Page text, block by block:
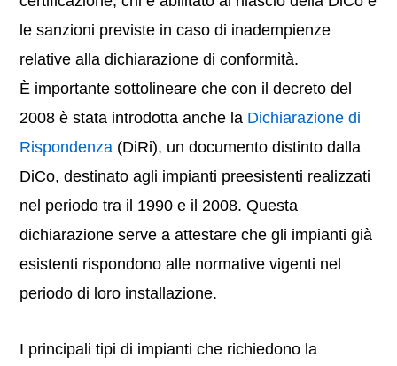
le sanzioni previste in caso di inadempienze
relative alla dichiarazione di conformità.
È importante sottolineare che con il decreto del
2008 è stata introdotta anche la Dichiarazione di
Rispondenza (DiRi), un documento distinto dalla
DiCo, destinato agli impianti preesistenti realizzati
nel periodo tra il 1990 e il 2008. Questa
dichiarazione serve a attestare che gli impianti già
esistenti rispondono alle normative vigenti nel
periodo di loro installazione.
I principali tipi di impianti che richiedono la